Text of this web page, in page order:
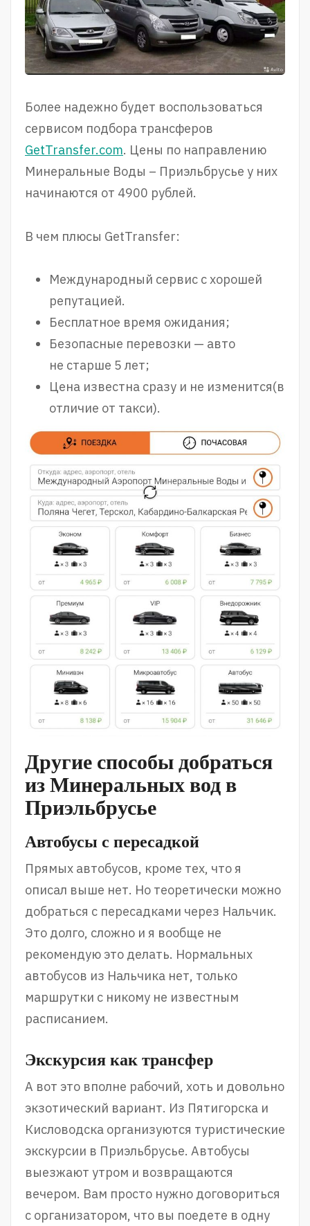
Более надежно будет воспользоваться
сервисом подбора трансферов
GetTransfer.com. Цены по направлению
Минеральные Воды – Приэльбрусье у них
начинаются от 4900 рублей.
В чем плюсы GetTransfer:
Международный сервис с хорошей
репутацией.
Бесплатное время ожидания;
Безопасные перевозки — авто
не старше 5 лет;
Цена известна сразу и не изменится(в
отличие от такси).
Другие способы добраться
из Минеральных вод в
Приэльбрусье
Автобусы с пересадкой
Прямых автобусов, кроме тех, что я
описал выше нет. Но теоретически можно
добраться с пересадками через Нальчик.
Это долго, сложно и я вообще не
рекомендую это делать. Нормальных
автобусов из Нальчика нет, только
маршрутки с никому не известным
расписанием.
Экскурсия как трансфер
А вот это вполне рабочий, хоть и довольно
экзотический вариант. Из Пятигорска и
Кисловодска организуются туристические
экскурсии в Приэльбрусье. Автобусы
выезжают утром и возвращаются
вечером. Вам просто нужно договориться
с организатором, что вы поедете в одну